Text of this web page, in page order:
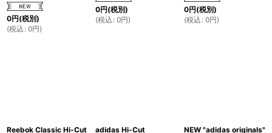
0円(税別)
(税込 : 0円)
0円(税別)
(税込 : 0円)
0円(税別)
(税込 : 0円)
Reebok Classic Hi-Cut
adidas Hi-Cut
NEW "adidas originals"